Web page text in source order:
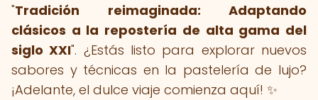
"Tradición reimaginada: Adaptando
clásicos a la repostería de alta gama del
siglo XXI". ¿Estás listo para explorar nuevos
sabores y técnicas en la pastelería de lujo?
¡Adelante, el dulce viaje comienza aquí! ✨